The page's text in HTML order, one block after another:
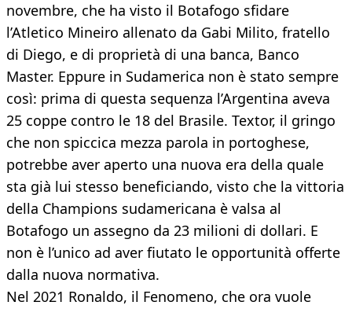
novembre, che ha visto il Botafogo sfidare
l’Atletico Mineiro allenato da Gabi Milito, fratello
di Diego, e di proprietà di una banca, Banco
Master. Eppure in Sudamerica non è stato sempre
così: prima di questa sequenza l’Argentina aveva
25 coppe contro le 18 del Brasile. Textor, il gringo
che non spiccica mezza parola in portoghese,
potrebbe aver aperto una nuova era della quale
sta già lui stesso beneficiando, visto che la vittoria
della Champions sudamericana è valsa al
Botafogo un assegno da 23 milioni di dollari. E
non è l’unico ad aver fiutato le opportunità offerte
dalla nuova normativa.
Nel 2021 Ronaldo, il Fenomeno, che ora vuole